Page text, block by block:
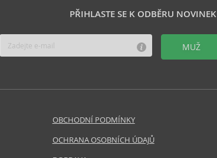
PŘIHLASTE SE K ODBĚRU NOVINEK
MUŽ
OBCHODNÍ PODMÍNKY
OCHRANA OSOBNÍCH ÚDAJŮ